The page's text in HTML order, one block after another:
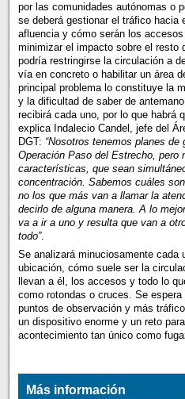
por las comunidades autónomas o
se deberá gestionar el tráfico hacia
afluencia y cómo serán los
minimizar el impacto sobre el resto
podría restringirse la circulación a
vía en concreto o habilitar un área
principal problema lo constituye la
y la dificultad de saber de
recibirá cada uno, por lo que habrá
explica Indalecio Candel, jefe del
DGT: “Nosotros tenemos planes
Operación Paso del Estrecho, pero
características, que sean
concentración. Sabemos cuáles
no los que más van a llamar la
decirlo de alguna manera. A lo
va a ir a uno y resulta que van a
todo”.
Se analizará minuciosamente cada
ubicación, cómo suele ser la
llevan a él, los accesos y todo lo
como rotondas o cruces. Se
puntos de observación y más
un dispositivo enorme y un reto
acontecimiento tan único como
Más información